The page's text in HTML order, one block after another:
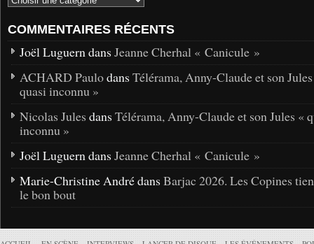
COMMENTAIRES RÉCENTS
Joël Luguern dans Jeanne Cherhal « Canicule »
ACHARD Paulodans Télérama, Anny-Claude et son
quasi inconnu »
Nicolas Jules dans Télérama, Anny-Claude et son Jules «
inconnu »
Joël Luguern dans Jeanne Cherhal « Canicule »
Marie-Christine André dans Barjac 2026. Les Copines
le bon bout